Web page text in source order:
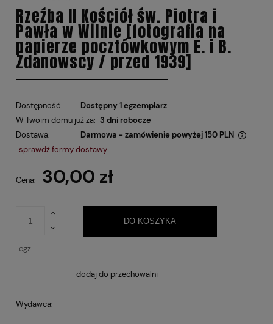
Rzeźba II Kościół św. Piotra i
Pawła w Wilnie [fotografia na
papierze pocztówkowym E. i B.
Zdanowscy / przed 1939]
Dostępność:
Dostępny 1 egzemplarz
W Twoim domu już za: 3 dni robocze
Dostawa:
Darmowa - zamówienie powyżej 150 PLN
Cena nie zawiera ewentualnych kosztów płatności
sprawdź formy dostawy
Cena: 30,00 zł
egz.
DO KOSZYKA
dodaj do przechowalni
Wydawca: -